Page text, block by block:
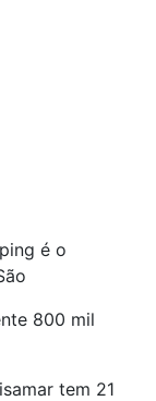
é o
800 mil
tem 21